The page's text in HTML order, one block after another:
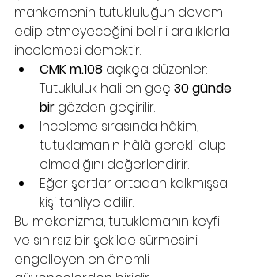
mahkemenin tutukluluğun devam
edip etmeyeceğini belirli aralıklarla
incelemesi demektir.
CMK m.108 açıkça düzenler:
Tutukluluk hali en geç 30 günde
bir gözden geçirilir.
İnceleme sırasında hâkim,
tutuklamanın hâlâ gerekli olup
olmadığını değerlendirir.
Eğer şartlar ortadan kalkmışsa
kişi tahliye edilir.
Bu mekanizma, tutuklamanın keyfi
ve sınırsız bir şekilde sürmesini
engelleyen en önemli